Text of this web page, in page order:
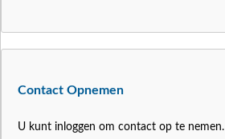
Contact Opnemen
U kunt inloggen om contact op te nemen.